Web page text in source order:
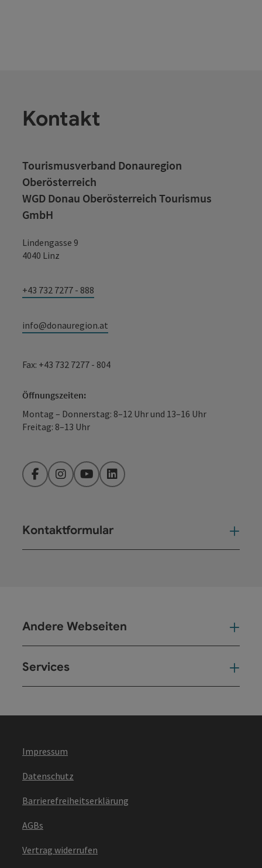
Kontakt
Tourismusverband Donauregion
Oberösterreich
WGD Donau Oberösterreich Tourismus
GmbH
Lindengasse 9
4040 Linz
+43 732 7277 - 888
info@donauregion.at
Fax: +43 732 7277 - 804
Öffnungszeiten:
Montag – Donnerstag: 8–12 Uhr und 13–16 Uhr
Freitag: 8–13 Uhr
FacebookInstagramYouTubeLinkedIn
Kontaktformular
Andere Webseiten
Services
Impressum
Datenschutz
Barrierefreiheitserklärung
AGBs
Vertrag widerrufen